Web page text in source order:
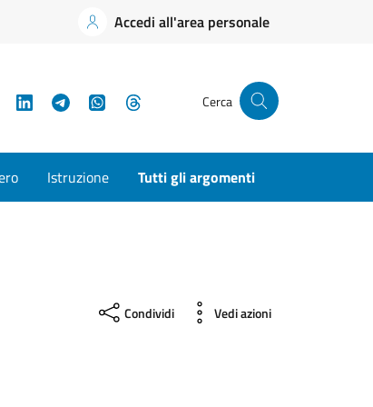
Accedi all'area personale
InstagramLinkedInTelegramWhatsApp Cerca
Istruzione Tutti gli argomenti
Condividi Vedi azioni